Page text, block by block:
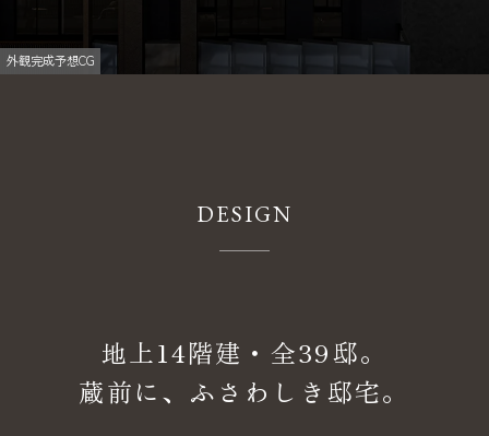
外観完成予想CG
DESIGN
地上14階建・全39邸。
蔵前に、ふさわしき邸宅。